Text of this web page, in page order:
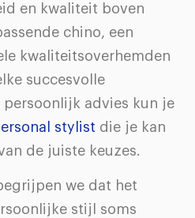
en kwaliteit boven
chino, een
kwaliteitsoverhemden
succesvolle
persoonlijk advies kun je
stylist die je kan
de juiste keuzes.
we dat het
stijl soms